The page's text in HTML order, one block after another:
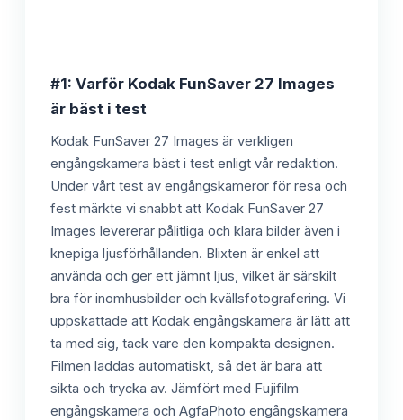
#1: Varför Kodak FunSaver 27 Images
är bäst i test
Kodak FunSaver 27 Images är verkligen
engångskamera bäst i test enligt vår redaktion.
Under vårt test av engångskameror för resa och
fest märkte vi snabbt att Kodak FunSaver 27
Images levererar pålitliga och klara bilder även i
knepiga ljusförhållanden. Blixten är enkel att
använda och ger ett jämnt ljus, vilket är särskilt
bra för inomhusbilder och kvällsfotografering. Vi
uppskattade att Kodak engångskamera är lätt att
ta med sig, tack vare den kompakta designen.
Filmen laddas automatiskt, så det är bara att
sikta och trycka av. Jämfört med Fujifilm
engångskamera och AgfaPhoto engångskamera